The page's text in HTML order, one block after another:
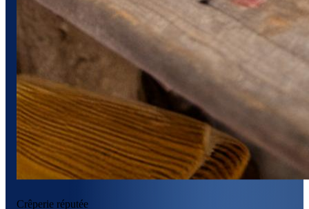
Crêperie réputée